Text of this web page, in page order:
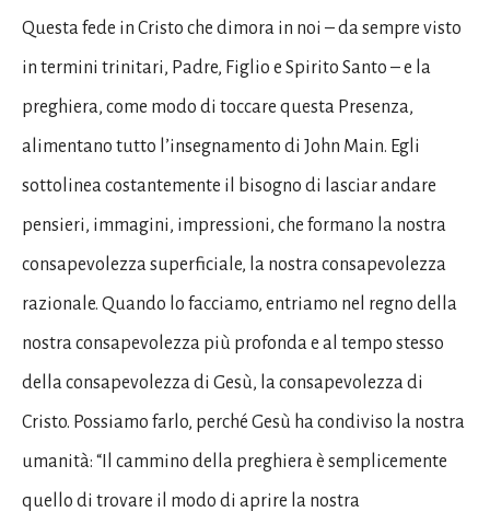
Questa fede in Cristo che dimora in noi – da sempre visto
in termini trinitari, Padre, Figlio e Spirito Santo – e la
preghiera, come modo di toccare questa Presenza,
alimentano tutto l’insegnamento di John Main. Egli
sottolinea costantemente il bisogno di lasciar andare
pensieri, immagini, impressioni, che formano la nostra
consapevolezza superficiale, la nostra consapevolezza
razionale. Quando lo facciamo, entriamo nel regno della
nostra consapevolezza più profonda e al tempo stesso
della consapevolezza di Gesù, la consapevolezza di
Cristo. Possiamo farlo, perché Gesù ha condiviso la nostra
umanità: “Il cammino della preghiera è semplicemente
quello di trovare il modo di aprire la nostra